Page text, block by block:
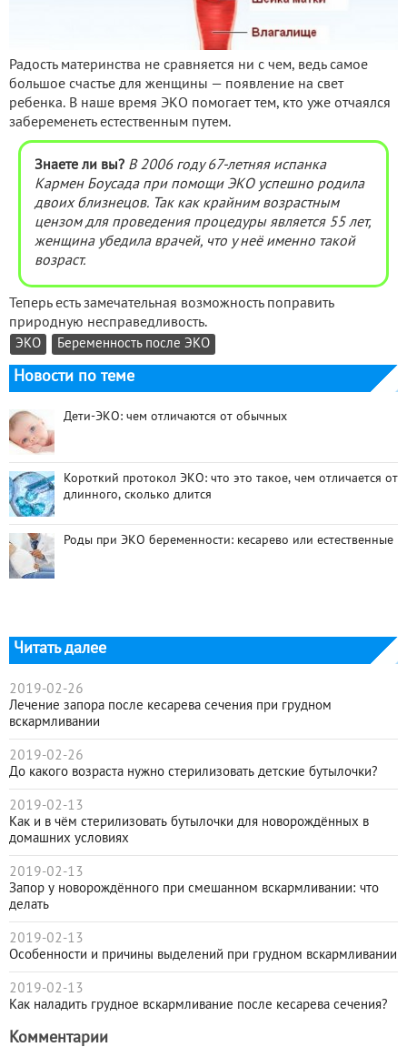
Радость материнства не сравняется ни с чем, ведь самое
большое счастье для женщины — появление на свет
ребенка. В наше время ЭКО помогает тем, кто уже отчаялся
забеременеть естественным путем.
Знаете ли вы? В 2006 году 67-летняя испанка
Кармен Боусада при помощи ЭКО успешно родила
двоих близнецов. Так как крайним возрастным
цензом для проведения процедуры является 55 лет,
женщина убедила врачей, что у неё именно такой
возраст.
Теперь есть замечательная возможность поправить
природную несправедливость.
ЭКО Беременность после ЭКО
Новости по теме
Дети-ЭКО: чем отличаются от обычных
Короткий протокол ЭКО: что это такое, чем отличается от
длинного, сколько длится
Роды при ЭКО беременности: кесарево или естественные
Читать далее
2019-02-26
Лечение запора после кесарева сечения при грудном
вскармливании
2019-02-26
До какого возраста нужно стерилизовать детские бутылочки?
2019-02-13
Как и в чём стерилизовать бутылочки для новорождённых в
домашних условиях
2019-02-13
Запор у новорождённого при смешанном вскармливании: что
делать
2019-02-13
Особенности и причины выделений при грудном вскармливании
2019-02-13
Как наладить грудное вскармливание после кесарева сечения?
Комментарии